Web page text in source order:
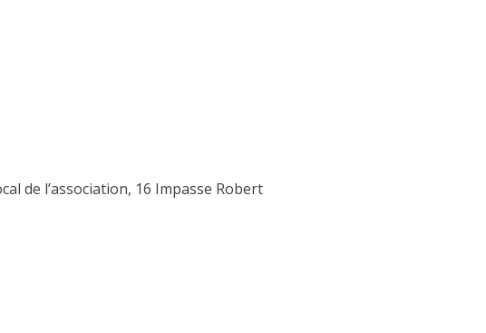
de l’association, 16 Impasse Robert